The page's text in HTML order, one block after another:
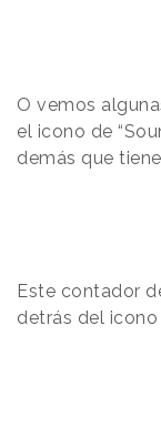
O vemos
el icono de
demás que
Este contador
detrás del